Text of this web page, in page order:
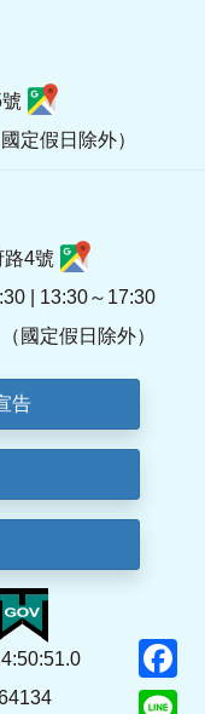
定假日除外）
4號
| 13:30～17:30
國定假日除外）
告